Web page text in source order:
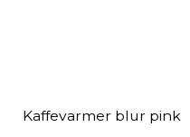
Kaffevarmer blur pink